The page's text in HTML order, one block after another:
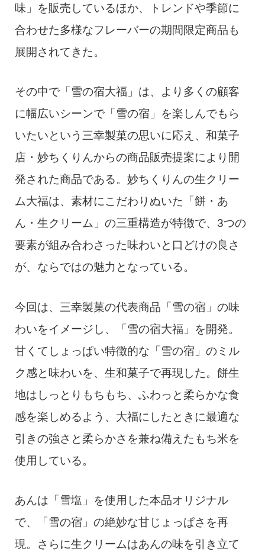
味」を販売しているほか、トレンドや季節に
合わせた多様なフレーバーの期間限定商品も
展開されてきた。
その中で「雪の宿大福」は、より多くの顧客
に幅広いシーンで「雪の宿」を楽しんでもら
いたいという三幸製菓の思いに応え、和菓子
店・妙ちくりんからの商品販売提案により開
発された商品である。妙ちくりんの生クリー
ム大福は、素材にこだわりぬいた「餅・あ
ん・生クリーム」の三重構造が特徴で、3つの
要素が組み合わさった味わいと口どけの良さ
が、ならではの魅力となっている。
今回は、三幸製菓の代表商品「雪の宿」の味
わいをイメージし、「雪の宿大福」を開発。
甘くてしょっぱい特徴的な「雪の宿」のミル
ク感と味わいを、生和菓子で再現した。餅生
地はしっとりもちもち、ふわっと柔らかな食
感を楽しめるよう、大福にしたときに最適な
引きの強さと柔らかさを兼ね備えたもち米を
使用している。
あんは「雪塩」を使用した本品オリジナル
で、「雪の宿」の絶妙な甘じょっぱさを再
現。さらに生クリームはあんの味を引き立て